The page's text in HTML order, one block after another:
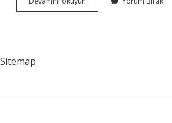
Kemiği
Sitemap